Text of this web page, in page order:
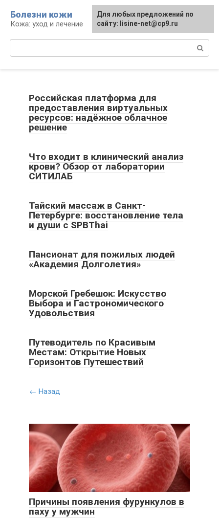
контенту
Болезни кожи
Кожа: уход и лечение
Российская платформа для
предоставления виртуальных
ресурсов: надёжное облачное
решение
Что входит в клинический анализ
крови? Обзор от лаборатории
СИТИЛАБ
Тайский массаж в Санкт-
Петербурге: восстановление тела
и души с SPBThai
Пансионат для пожилых людей
«Академия Долголетия»
Морской Гребешок: Искусство
Выбора и Гастрономического
Удовольствия
Путеводитель по Красивым
Местам: Открытие Новых
Горизонтов Путешествий
← Назад
Причины появления фурункулов в
паху у мужчин
Для любых предложений по
сайту: lisine-net@cp9.ru